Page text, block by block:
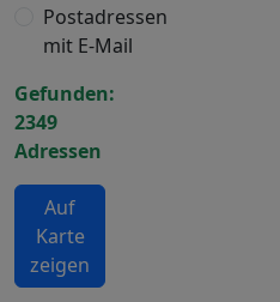
Postadressen
mit E-Mail
Gefunden:
2349
Adressen
Auf
Karte
zeigen